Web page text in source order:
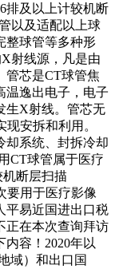
排及以上计较机断
以及适配以上球
整球管等多种形
射线源，凡是由
管芯是CT球管焦
温逸出电子，电子
生X射线。管芯无
安拆和利用。
却系统、封拆冷却
CT球管属于医疗
断层扫描
要用于医疗影像
平易近国进出口税
正在本次查询拜访
容！2020年以
域）和出口国